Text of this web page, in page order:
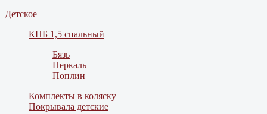
Детское
КПБ 1,5 спальный
Бязь
Перкаль
Поплин
Комплекты в коляску
Покрывала детские